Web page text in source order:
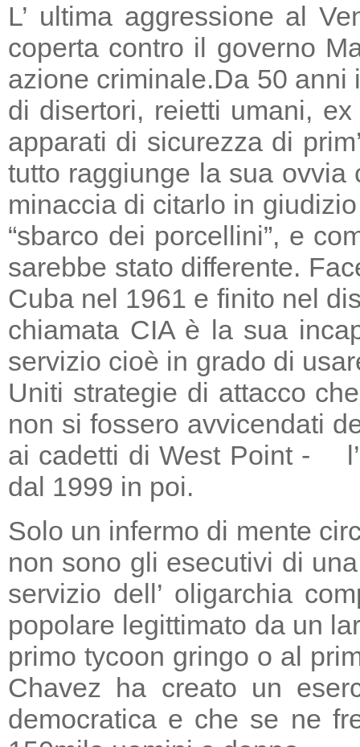
L’ ultima aggressione al
coperta contro il governo
azione criminale.Da 50 anni
di disertori, reietti umani,
apparati di sicurezza di
tutto raggiunge la sua
minaccia di citarlo in
“sbarco dei porcellini”, e
sarebbe stato differente.
Cuba nel 1961 e finito nel
chiamata CIA è la sua
servizio cioè in grado di
Uniti strategie di attacco
non si fossero avvicendati
ai cadetti di West Point - l’
dal 1999 in poi.
Solo un infermo di mente
non sono gli esecutivi di
servizio dell’ oligarchia
popolare legittimato da un
primo tycoon gringo o al
Chavez ha creato un
democratica e che se ne